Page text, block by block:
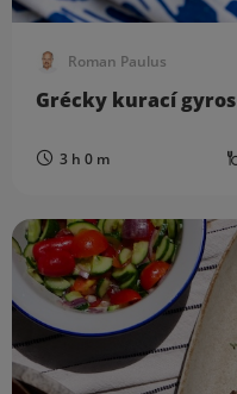
Roman Paulus
Grécky kurací gyros
3 h 0 m